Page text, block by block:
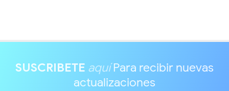
SUSCRIBETE aquíPara recibir nuevas
actualizaciones